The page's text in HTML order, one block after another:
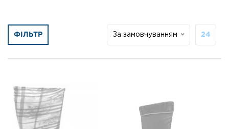
ФІЛЬТР За замовчуванням 24